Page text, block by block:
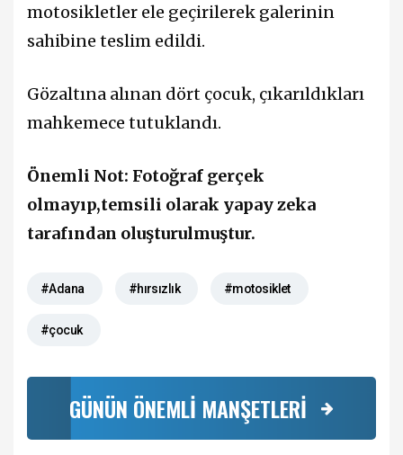
motosikletler ele geçirilerek galerinin
sahibine teslim edildi.
Gözaltına alınan dört çocuk, çıkarıldıkları
mahkemece tutuklandı.
Önemli Not: Fotoğraf gerçek
olmayıp,temsili olarak yapay zeka
tarafından oluşturulmuştur.
#Adana #hırsızlık #motosiklet
#çocuk
GÜNÜN ÖNEMLİ MANŞETLERİ